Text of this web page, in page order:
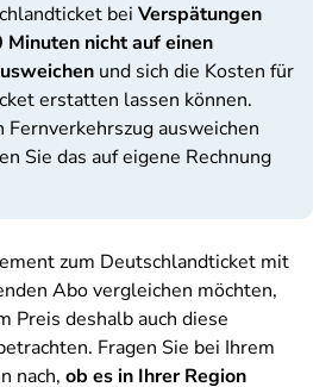
bei Verspätungen
Minuten nicht auf einen
und sich die Kosten für
erstatten lassen können.
Fernverkehrszug ausweichen
Sie das auf eigene Rechnung
zum Deutschlandticket mit
Abo vergleichen möchten,
Preis deshalb auch diese
Fragen Sie bei Ihrem
nach, ob es in Ihrer Region